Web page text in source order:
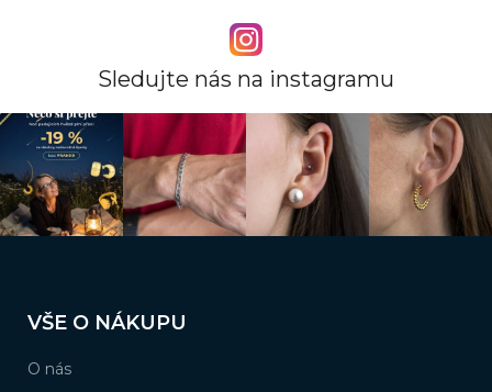
Sledujte nás na instagramu
pVŠE O NÁKUPU
O nás